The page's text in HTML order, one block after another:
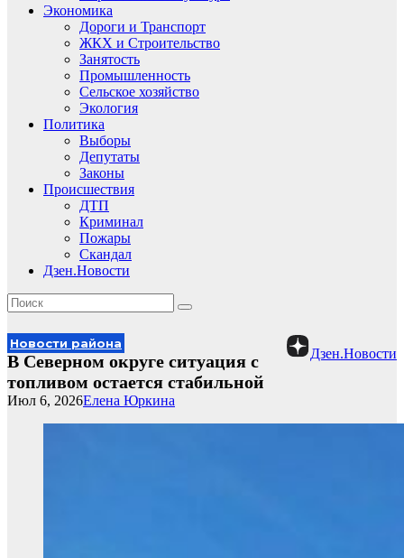
Экономика
Дороги и Транспорт
ЖКХ и Строительство
Занятость
Промышленность
Сельское хозяйство
Экология
Политика
Выборы
Депутаты
Законы
Происшествия
ДТП
Криминал
Пожары
Скандал
Дзен.Новости
Дзен.Новости
Новости района
В Северном округе ситуация с
топливом остается стабильной
Елена Юркина
Июл 6, 2026